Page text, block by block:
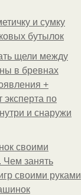
и сумку
бутылок
щели между
в бревнах
+
по
и снаружи
своими
Чем занять
своими руками